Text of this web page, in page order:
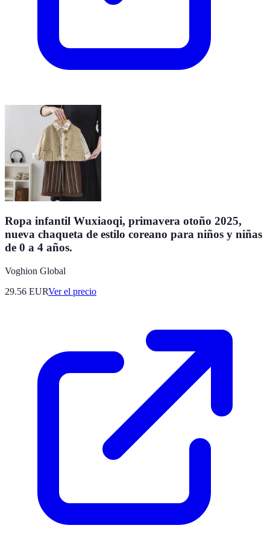
Ropa infantil Wuxiaoqi, primavera otoño 2025,
nueva chaqueta de estilo coreano para niños y niñas
de 0 a 4 años.
Voghion Global
29.56 EURVer el precio